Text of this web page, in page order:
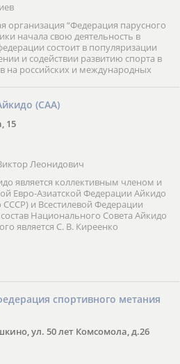
организация “Федерация парусного
начала свою деятельность в
состоит в популяризации
и содействии развитию спорта в
на российских и международных
(САА)
15
Леонидович
является коллективным членом и
Евро-Азиатской Федерации Айкидо
и Всестилевой Федерации
Национального Совета Айкидо
является С. В. Киреенко
спортивного метания
ул. 50 лет Комсомола, д.26